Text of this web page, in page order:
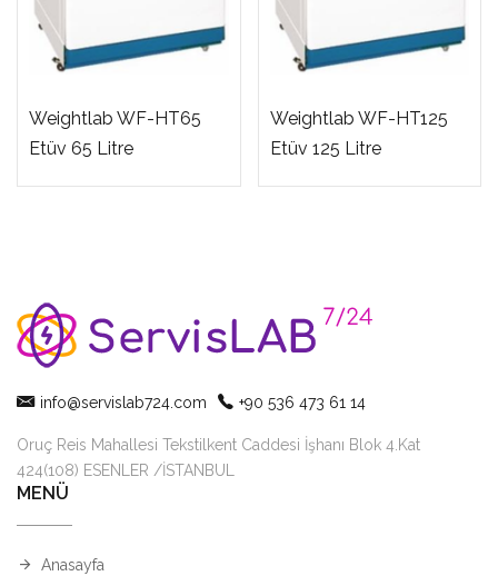
Weightlab WF-HT65
Etüv 65 Litre
Weightlab WF-HT125
Etüv 125 Litre
info@servislab724.com +90 536 473 61 14
Oruç Reis Mahallesi Tekstilkent Caddesi İşhanı Blok 4.Kat
424(108) ESENLER /İSTANBUL
MENÜ
Anasayfa